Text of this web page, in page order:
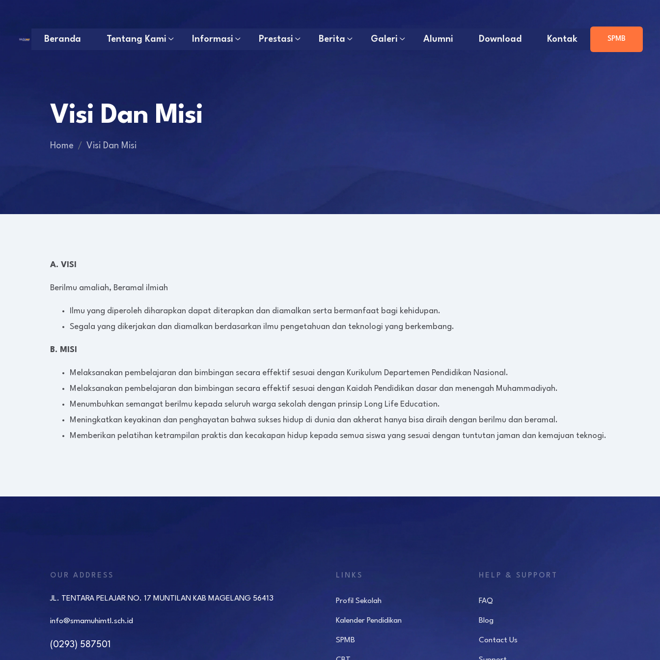
SPMB
Beranda Tentang Kami Informasi Prestasi Berita Galeri Alumni Download Kontak
Visi Dan Misi
Home Visi Dan Misi
A. VISI
Berilmu amaliah, Beramal ilmiah
Ilmu yang diperoleh diharapkan dapat diterapkan dan diamalkan serta bermanfaat bagi kehidupan.
Segala yang dikerjakan dan diamalkan berdasarkan ilmu pengetahuan dan teknologi yang berkembang.
B. MISI
Melaksanakan pembelajaran dan bimbingan secara effektif sesuai dengan Kurikulum Departemen Pendidikan Nasional.
Melaksanakan pembelajaran dan bimbingan secara effektif sesuai dengan Kaidah Pendidikan dasar dan menengah Muhammadiyah.
Menumbuhkan semangat berilmu kepada seluruh warga sekolah dengan prinsip Long Life Education.
Meningkatkan keyakinan dan penghayatan bahwa sukses hidup di dunia dan akherat hanya bisa diraih dengan berilmu dan beramal.
Memberikan pelatihan ketrampilan praktis dan kecakapan hidup kepada semua siswa yang sesuai dengan tuntutan jaman dan kemajuan teknogi.
OUR ADDRESS
JL. TENTARA PELAJAR NO. 17 MUNTILAN KAB MAGELANG 56413
info@smamuhimtl.sch.id
(0293) 587501
LINKS
Profil Sekolah
Kalender Pendidikan
SPMB
HELP & SUPPORT
FAQ
Blog
Contact Us